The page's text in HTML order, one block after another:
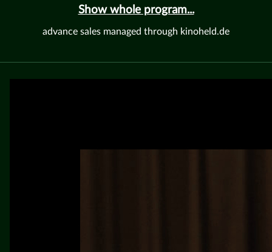
Show whole program...
advance sales managed through kinoheld.de